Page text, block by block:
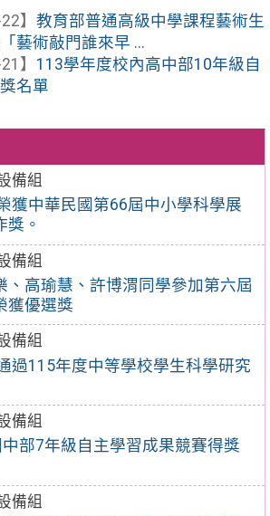
備組
獲中華民國第66屆中小學科學展
獎。
備組
、高瑜慧、許博渭同學參加第六屆
獲優選獎
備組
過115年度中等學校學生科學研究
備組
部7年級自主學習成果競賽得獎
備組
】 教育部普通高級中學課程藝術生
藝術敲門誰來早 ...
】 113學年度校內高中部10年級自
名單